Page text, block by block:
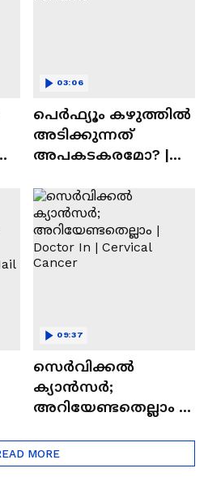
പെർഫ്യൂം കഴുത്തിൽ
അടിക്കുന്നത്
അപകടകരമോ? |
03:06
|
സെർവിക്കൽ
ക്യാൻസർ;
അറിയേണ്ടതെല്ലാം |
Cancer
09:37
MORE